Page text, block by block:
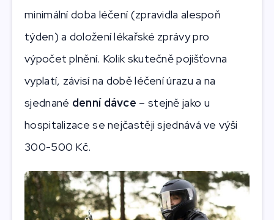
minimální doba léčení (zpravidla alespoň
týden) a doložení lékařské zprávy pro
výpočet plnění. Kolik skutečně pojišťovna
vyplatí, závisí na době léčení úrazu a na
sjednané denní dávce – stejně jako u
hospitalizace se nejčastěji sjednává ve výši
300-500 Kč.